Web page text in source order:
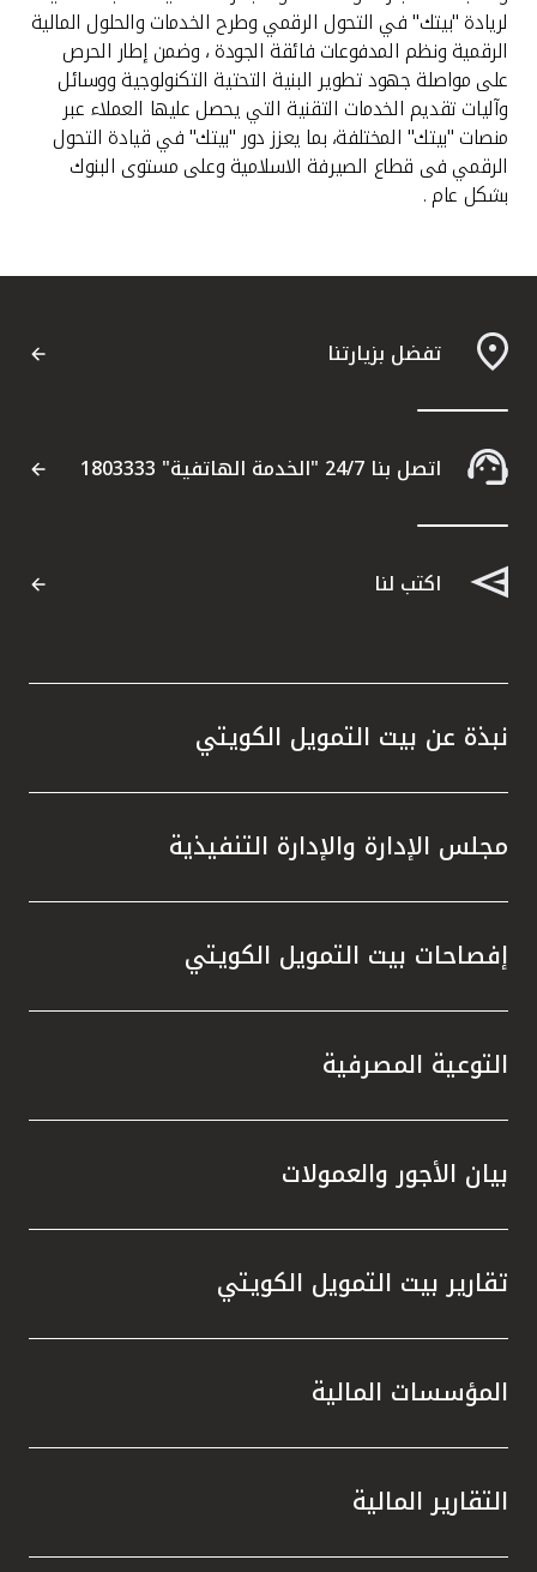
لريادة "بيتك" في التحول الرقمي وطرح الخدمات والحلول المالية
الرقمية ونظم المدفوعات فائقة الجودة ، وضمن إطار الحرص
على مواصلة جهود تطوير البنية التحتية التكنولوجية ووسائل
وآليات تقديم الخدمات التقنية التي يحصل عليها العملاء عبر
منصات "بيتك" المختلفة، بما يعزز دور "بيتك" في قيادة التحول
الرقمي فى قطاع الصيرفة الاسلامية وعلى مستوى البنوك
بشكل عام .
تفضل بزيارتنا
اتصل بنا 24/7 "الخدمة الهاتفية" 1803333
اكتب لنا
نبذة عن بيت التمويل الكويتي
مجلس الإدارة والإدارة التنفيذية
إفصاحات بيت التمويل الكويتي
التوعية المصرفية
بيان الأجور والعمولات
تقارير بيت التمويل الكويتي
المؤسسات المالية
التقارير المالية